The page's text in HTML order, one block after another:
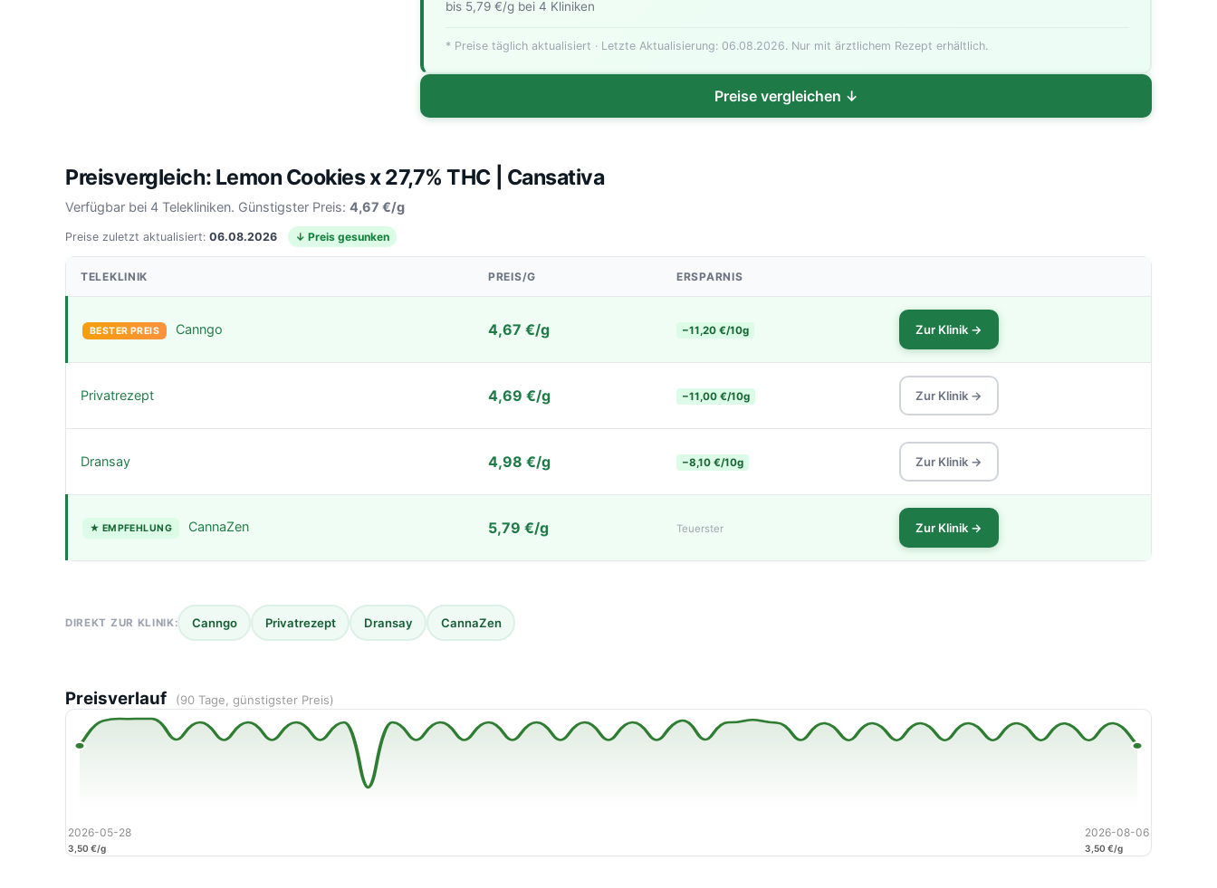
bis 5,79 €/g bei 4 Kliniken
* Preise täglich aktualisiert · Letzte Aktualisierung: 06.08.2026. Nur mit ärztlichem Rezept erhältlich.
Preise vergleichen ↓
Preisvergleich: Lemon Cookies x 27,7% THC | Cansativa
Verfügbar bei 4 Telekliniken. Günstigster Preis: 4,67 €/g
Preise zuletzt aktualisiert: 06.08.2026 ↓ Preis gesunken
TELEKLINIK PREIS/G ERSPARNIS
BESTER PREIS Canngo 4,67 €/g −11,20 €/10g Zur Klinik →
Privatrezept 4,69 €/g −11,00 €/10g Zur Klinik →
Dransay 4,98 €/g −8,10 €/10g Zur Klinik →
★ EMPFEHLUNG CannaZen 5,79 €/g Teuerster Zur Klinik →
DIREKT ZUR KLINIK: Canngo Privatrezept Dransay CannaZen
Preisverlauf (90 Tage, günstigster Preis)
2026-05-28
3,50 €/g
2026-08-06
3,50 €/g